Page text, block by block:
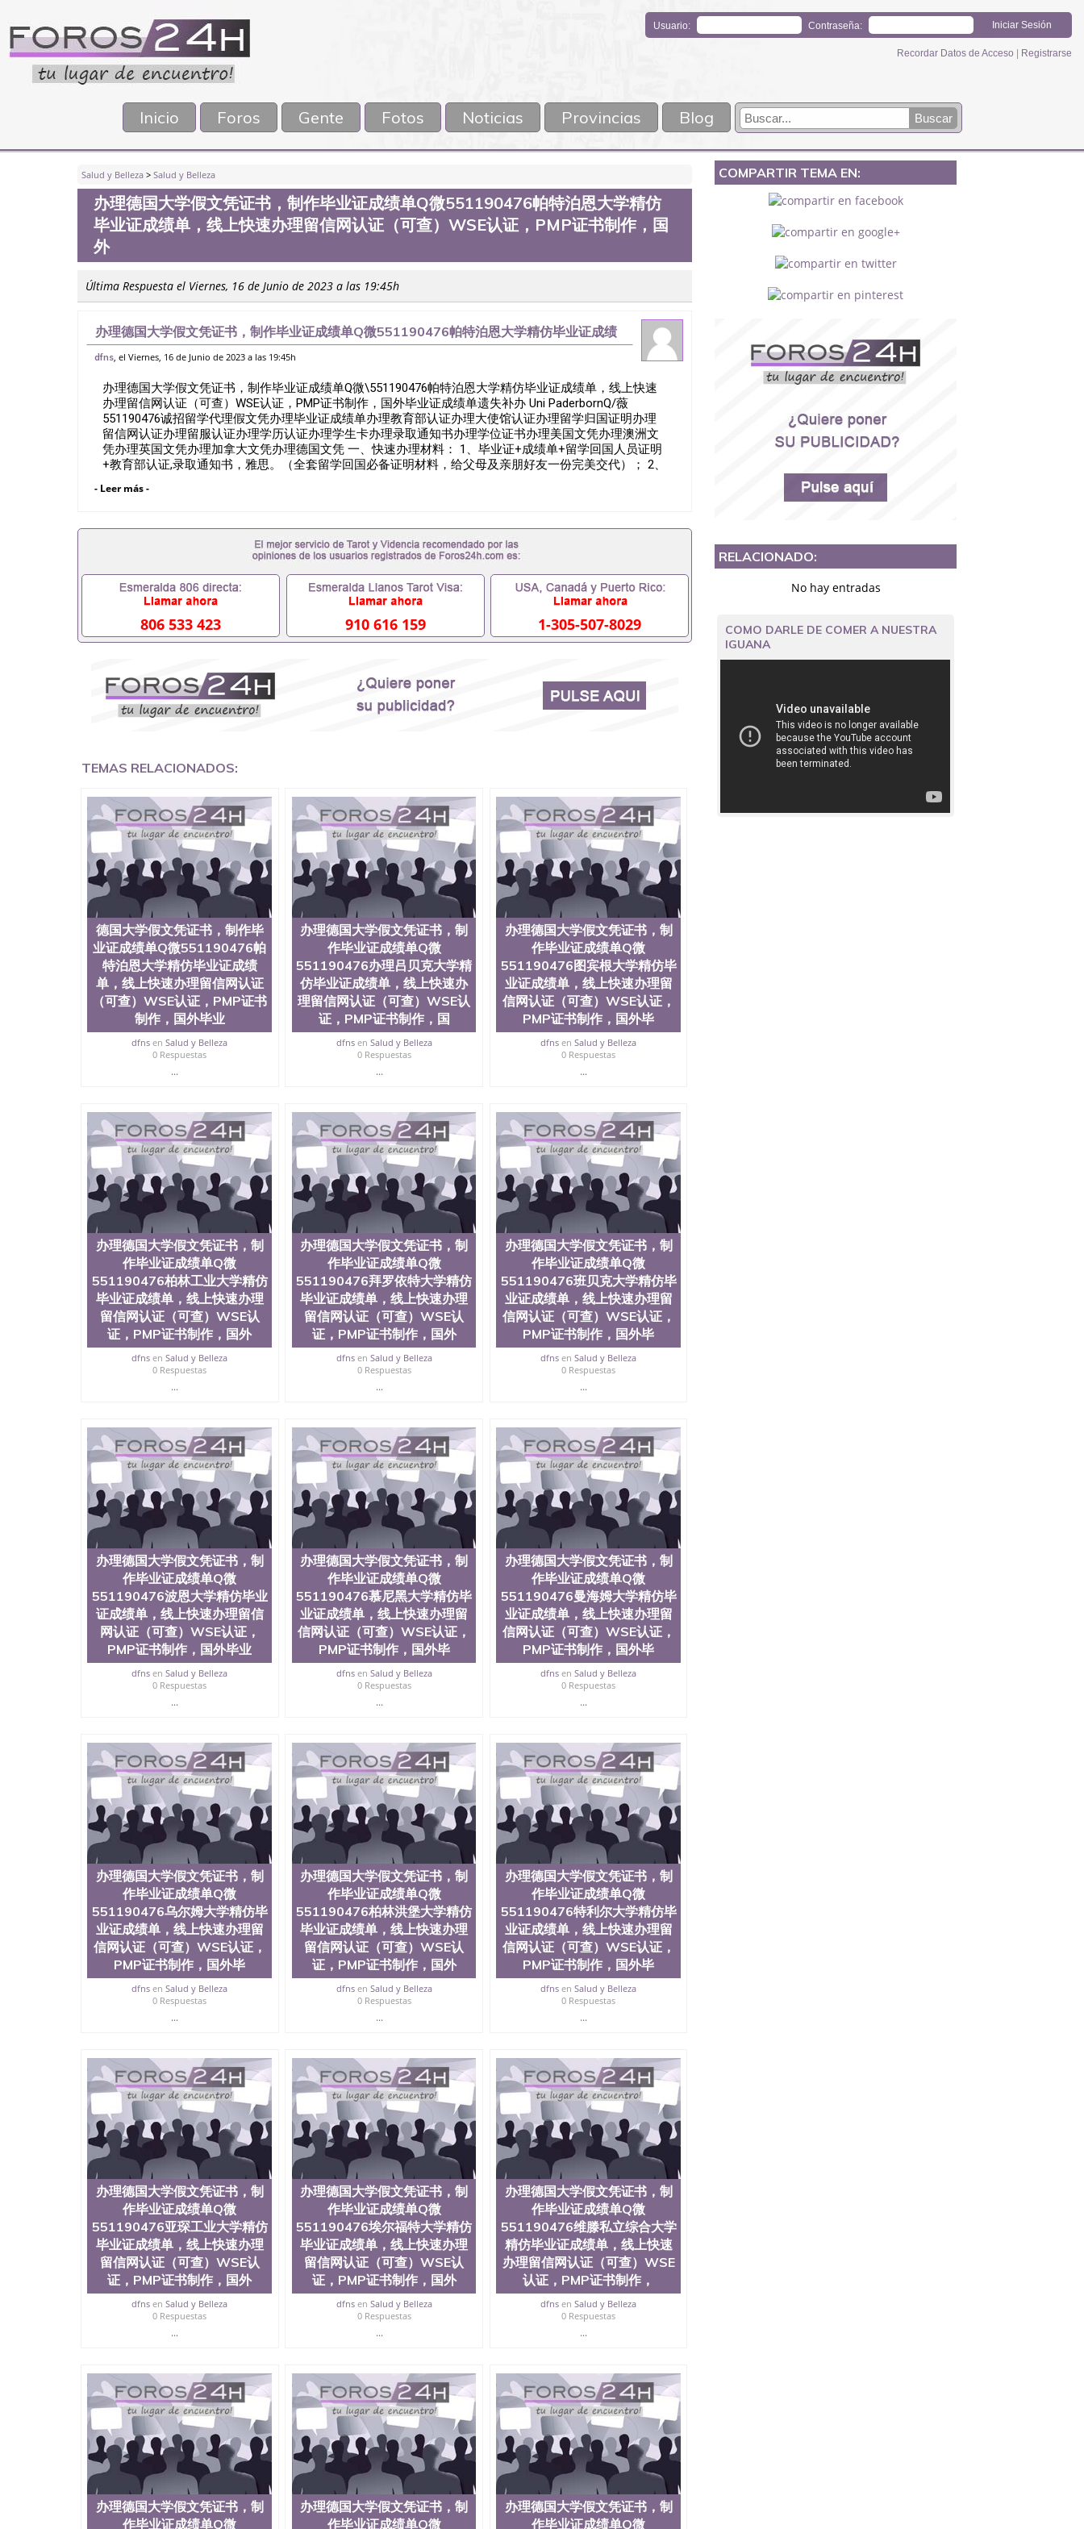
Usuario: Contraseña:
Recordar Datos de Acceso Registrarse
Inicio Foros Gente Fotos Noticias Provincias Blog
Salud y Belleza > Salud y Belleza
办理德国大学假文凭证书，制作毕业证成绩单Q微551190476帕特泊恩大学精仿
毕业证成绩单，线上快速办理留信网认证（可查）WSE认证，PMP证书制作，国
外
Última Respuesta el Viernes, 16 de Junio de 2023 a las 19:45h
办理德国大学假文凭证书，制作毕业证成绩单Q微551190476帕特泊恩大学精仿毕业证成绩
单，线上快速办理留信网认证（可查）WSE认证，PMP证书制作，国外
dfns, el Viernes, 16 de Junio de 2023 a las 19:45h
办理德国大学假文凭证书，制作毕业证成绩单Q微\551190476帕特泊恩大学精仿毕业证成绩单，线上快速
办理留信网认证（可查）WSE认证，PMP证书制作，国外毕业证成绩单遗失补办 Uni PaderbornQ/薇
551190476诚招留学代理假文凭办理毕业证成绩单办理教育部认证办理大使馆认证办理留学归国证明办理
留信网认证办理留服认证办理学历认证办理学生卡办理录取通知书办理学位证书办理美国文凭办理澳洲文
凭办理英国文凭办理加拿大文凭办理德国文凭 一、快速办理材料： 1、毕业证+成绩单+留学回国人员证明
+教育部认证,录取通知书，雅思。（全套留学回国必备证明材料，给父母及亲朋好友一份完美交代）； 2、
到）。 注：上述材料，随时都可以安排办理，毕业证成绩单，学校，专业，学位，毕业时间都可以根据客
要定居国外需要办理什么材料551190476入职事业单位/国企假的毕业证会查吗551190476入职国企/事业单
位需要些什么材料551190476办理假毕业证在国内能用吗, 挂科拿不到毕业证怎么办, 毕业证丢了怎么办, 没
有正常毕业怎么办理毕业证,没毕业可以办学历认证吗,您是否因为中途辍学、挂科而没有正常毕业
551190476您是否因为递交材料不齐而被拒之门外551190476您是否因没正常毕业而导致回国得不到教育部
认证在校挂科了不想读了,成绩不理想毕不了业怎么办551190476找工作没有文凭怎么办,怎么办理本科/研究
生文凭551190476如何办理本科/硕士毕业证551190476网上买文凭可靠吗551190476哪里可以买国外文凭
551190476国外本科毕业证怎么办理551190476国外大学文凭可以打工作吗551190476怎么办理 外假毕业证
551190476哪里可以制作美国毕业证551190476哪里可以办理澳洲毕业证551190476留学生在哪里可以买假
551190476假文凭网上能查到吗551190476 如何拿到国外毕业证QQ微信551190476办假大学毕业证QQ微信
551190476国外毕业证去哪认证QQ微信551190476找毕业证封皮QQ微信551190476国外毕业证外壳定制QQ
微信551190476快速代办国外毕业证QQ微信551190476快速拿到国外文凭QQ微信551190476国外留学文凭
上买文凭可靠吗QQ微信551190476买国外文凭质量QQ微信551190476国外本科毕业证怎么办理QQ微信
证QQ微信551190476办理国外毕业证价格QQ微信551190476国外编号查询QQ微信551190476办理国外文凭
要交定金吗QQ微信551190476办国外可查文凭QQ微信551190476网上购买真文凭可信吗QQ微信551190476
学士学位证书查询机构QQ微信551190476 国外资格证书办理QQ微信551190476如何办理学历认证QQ微信
551190476海外文凭认证办理QQ微信551190476 圣何塞州立大学（San Jose State University, 又译为“圣荷
西州立大学”）成立于1857年，简称SJSU，是加州历史悠久的大学之一，也是美西地区的公立大学之一。
位于圣何塞市San Jose中心，占地154公顷。它是一所位于加利福尼亚州的著名综合性公立大学，它以极
高的就业率，全美名列前茅的毕业薪资，浓厚的多元化学术氛围，杰出的本科教育质量，被《福克斯》杂
志评选为全美50强公立综合性大学，每年有来自世界各地的成百上千的海外学生前往求学。 至今，这是一
所在世界上享有学术地位、声誉、实习机会和影响力的高等教育机构，并获誉为美国本科教育质量的核心
代表。其计算机系与会计系更是在当今美国大学教学排名中表现优异。其毕业生大多可以在其所处地域的
世界硅谷中心得到工作机会。许多硅谷公司甚至在学生大三和大四的学期提供许多相应科系的实习机会。
无论是加州大学系统(UC)，还是加州州立大学系统(CSU), 圣何塞州立大学都占据着加州所有大学中的地理
位置。 圣何塞州立大学座落于硅谷(Silicon Valley), 于附近的旧金山-圣何塞地区为全美的重要科技中心。约
有学生三万人，超过134种学士学科和65个硕士学科，并有来自世界60余国的学生来此就读。其有名的科
系如计算机科学，电子工程学，工商管理学，艺术设计，和航空学等，深受性肯定及好评；而各种大学部
和研究所的商学课程也吸引了众多不同国家的专业人士前来研究与学习。 二、办理流程： 1、收集客户办
理信息； 2、客户付定金下单； 3、公司确认到账转制作点做电子图； 4、电子图做好发给客户确认； 5、
电子图确认好转成品部做成品； 6、成品做好拍照或者视频确认再付余款； 7、快递给客户（国内顺丰，国
外DHL）。 三、真实网上可查的证明材料 1、教育部学历学位认证，留服真实存档可查，存档。 2、留学回
程学院、健康与人类发展学院、信息工程与科学学院、人文学院、护理学院、科学学院等。学校的教育学
院排名在全美前十名，工学院排名在前十五名，且继续攀升中。纽约大学为学生们提供本科、硕士及博士
学位。学校的专业课程包括：会计学、MBA、财务、教育、建筑工程、经济、医学、护理、文学、音乐、
生物学、统计学、美术、电子工程、天文学、农业、环境污染控制、历史、电气工程、生物工程、建筑设
计、工商管理、材料科学、机械工程、航天工程、土木工程、数学、化学、英语、社会科学、心理学、戏
剧、市场营销、机械工程、计算机科学、物理学、人工智能、商科、金融专业 1、客户提供相关材料，确
定客户办理信息，给出操作方案； 2、补充毕业证成绩单等相关材料； 3、留服注册申请账号，付定金；
4、预约递交时间，公司人员陪同客户本人一起去留服递交材料； 5、等待结果，完成结果书留服直接邮寄
给客户 6、客户确认收到结果，付余款。 我们对海外大学及学院的毕业证成绩单所使用的材料，尺寸大
小，防伪结构（包括：水印，阴影底纹，钢印LOGO烫金烫银，LOGO烫金烫银复合重叠。 文字图案浮雕，
激光镭射，紫外荧光，温感，复印防伪）都有原版本文凭对照。质量得到了广大海外客户群体的认可，同
时和海外学校留学中介， 同时能做到与时俱进，及时掌握各大院校的（毕业证，成绩单，资格证，学生
卡，结业证，录取通知书，在读证明等相关材料）的版本更新信息， 能够在时间掌握的海外学历文凭的样
版，尺寸大小，纸张材质，防伪技术等等，并在时间收集到原版实物，以求达到客户的需求。 我们的优
势： 我们在保证合理定价的同时，坚持较高性价比，通过品质和效率不断优化，为您倾情诠释什么是高性
价比。 咨询顾问：Sam q/微信:551190476 Q/微信:551190476办理毕业证成绩单、教育部认证,录取通知
书，雅思，留学回国证明.
认证、留服认证、使馆认证、使馆证明、使馆留学回国人员证明、留学生认证、学历认证、文凭认证学位
认证、留学生学历认证、留学生学位认证、英国文凭学历、美国文凭学历、澳洲文凭学历、加拿大文凭学
历、新西兰学历认证等q:551190476 微信：551190476 圣何塞州立大学毕业证（San Jose State
University）圣何塞州立大学毕业证（San Jose State University）圣何塞州立大学毕业证（San Jose State
University）圣何塞州立大学成绩单（San Jose State University）圣何塞州立大学成绩单（ San Jose State
University）圣何塞州立大学成绩单（San Jose State University）成绩单圣何塞州立大学文凭（San Jose
State University）圣何塞州立大学（San Jose State University）圣何塞州立大学（San Jose State
University）圣何塞州立大学（ San Jose State University）圣何塞州立大学（San Jose State University）
圣何塞州立大学文凭（San Jose State University）圣何塞州立大学文凭（San Jose State University）文凭
圣何塞州立大学文凭（San Jose State University）圣何塞州立大学学历（ San Jose State University）圣何
塞州立大学学历（San Jose State University）圣何塞州立大学学历（San Jose State University）圣 塞州立
大学学历（San Jose State University）圣何塞州立大学（San Jose State University）圣何塞州立大学
（San Jose State University）圣何塞州立大学（San Jose State University）圣何塞州立大学（San Jose
State University）圣何塞州立大学学位证（San Jose State University）圣何塞州立大学学位证（San Jose
State University）圣何塞州立大学学位证（San Jose State University）圣何塞州立大学（San Jose State
University）圣何塞州立大学（San Jose State University）圣何塞州立大学（San Jose State University）圣
何塞州立大学（San Jose State University）圣何塞州立大学学位证（San Jose State University）圣何塞州
立大学学位证（San Jose State University）圣何塞州立大学结业证（San Jose State University）圣何塞州
立大学结业证（San Jose State University）圣何塞州立大学结业证（San Jose State University）圣何塞州
塞州立大学学历证书（San Jose State University）澳洲读书未毕业找人做文凭学位qq微信551190476澳洲
读CQU中央昆士兰大学学历 绩单购买学位证书/澳洲读本科硕士做文凭/购买澳洲大学毕业证成绩单假文凭
学历offieUniversityofSouthernQueensland 澳洲读书未毕业找人做文凭学位qq微信551190476澳洲读CQU中
央昆士兰大学学历成绩单购买学位证书/澳洲读本科硕士做文凭/购买澳洲大学毕业证成绩单假文凭学历办
理德国大学假文凭证书，制作毕业证成绩单Q微\551190476帕特泊恩大学精仿毕业证成绩单，线上快速办
理留信网认证（可查）WSE认证，PMP证书制作，国外毕业证成绩单遗失补办 Uni Paderborn
- Leer más -
806 533 423 910 616 159 1-305-507-8029
TEMAS RELACIONADOS:
德国大学假文凭证书，制作毕
业证成绩单Q微551190476帕
特泊恩大学精仿毕业证成绩
单，线上快速办理留信网认证
（可查）WSE认证，PMP证书
制作，国外毕业
dfns enSalud y Belleza
0 Respuestas
...
办理德国大学假文凭证书，制
作毕业证成绩单Q微
551190476办理吕贝克大学精
仿毕业证成绩单，线上快速办
理留信网认证（可查）WSE认
证，PMP证书制作，国
dfnsen Salud y Belleza
0 Respuestas
...
办理德国大学假文凭证书，制
作毕业证成绩单Q微
551190476图宾根大学精仿毕
业证成绩单，线上快速办理留
信网认证（可查）WSE认证，
PMP证书制作，国外毕
dfns enSalud y Belleza
0 Respuestas
...
办理德国大学假文凭证书，制
作毕业证成绩单Q微
551190476柏林工业大学精仿
毕业证成绩单，线上快速办理
留信网认证（可查）WSE认
证，PMP证书制作，国外
dfns enSalud y Belleza
0 Respuestas
...
办理德国大学假文凭证书，制
作毕业证成绩单Q微
551190476拜罗依特大学精仿
毕业证成绩单，线上快速办理
留信网认证（可查）WSE认
证，PMP证书制作，国外
dfnsen Salud y Belleza
0 Respuestas
...
办理德国大学假文凭证书，制
作毕业证成绩单Q微
551190476班贝克大学精仿毕
业证成绩单，线上快速办理留
信网认证（可查）WSE认证，
PMP证书制作，国外毕
dfns enSalud y Belleza
0 Respuestas
...
办理德国大学假文凭证书，制
作毕业证成绩单Q微
551190476波恩大学精仿毕业
证成绩单，线上快速办理留信
网认证（可查）WSE认证，
PMP证书制作，国外毕业
dfns enSalud y Belleza
0 Respuestas
...
办理德国大学假文凭证书，制
作毕业证成绩单Q微
551190476慕尼黑大学精仿毕
业证成绩单，线上快速办理留
信网认证（可查）WSE认证，
PMP证书制作，国外毕
dfnsen Salud y Belleza
0 Respuestas
...
办理德国大学假文凭证书，制
作毕业证成绩单Q微
551190476曼海姆大学精仿毕
业证成绩单，线上快速办理留
信网认证（可查）WSE认证，
PMP证书制作，国外毕
dfns enSalud y Belleza
0 Respuestas
...
办理德国大学假文凭证书，制
作毕业证成绩单Q微
551190476乌尔姆大学精仿毕
业证成绩单，线上快速办理留
信网认证（可查）WSE认证，
PMP证书制作，国外毕
dfns enSalud y Belleza
0 Respuestas
...
办理德国大学假文凭证书，制
作毕业证成绩单Q微
551190476柏林洪堡大学精仿
毕业证成绩单，线上快速办理
留信网认证（可查）WSE认
证，PMP证书制作，国外
dfnsen Salud y Belleza
0 Respuestas
...
办理德国大学假文凭证书，制
作毕业证成绩单Q微
551190476特利尔大学精仿毕
业证成绩单，线上快速办理留
信网认证（可查）WSE认证，
PMP证书制作，国外毕
dfns enSalud y Belleza
0 Respuestas
...
办理德国大学假文凭证书，制
作毕业证成绩单Q微
551190476亚琛工业大学精仿
毕业证成绩单，线上快速办理
留信网认证（可查）WSE认
证，PMP证书制作，国外
dfns enSalud y Belleza
0 Respuestas
...
办理德国大学假文凭证书，制
作毕业证成绩单Q微
551190476埃尔福特大学精仿
毕业证成绩单，线上快速办理
留信网认证（可查）WSE认
证，PMP证书制作，国外
dfnsen Salud y Belleza
0 Respuestas
...
办理德国大学假文凭证书，制
作毕业证成绩单Q微
551190476维滕私立综合大学
精仿毕业证成绩单，线上快速
办理留信网认证（可查）WSE
认证，PMP证书制作，
dfns enSalud y Belleza
0 Respuestas
...
办理德国大学假文凭证书，制
作毕业证成绩单Q微
办理德国大学假文凭证书，制
作毕业证成绩单Q微
办理德国大学假文凭证书，制
作毕业证成绩单Q微
COMPARTIR TEMA EN:
RELACIONADO:
No hay entradas
COMO DARLE DE COMER A NUESTRA
IGUANA